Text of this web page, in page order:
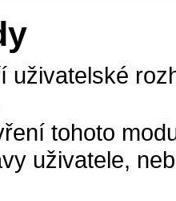
uživatelské
tohoto
uživatele,